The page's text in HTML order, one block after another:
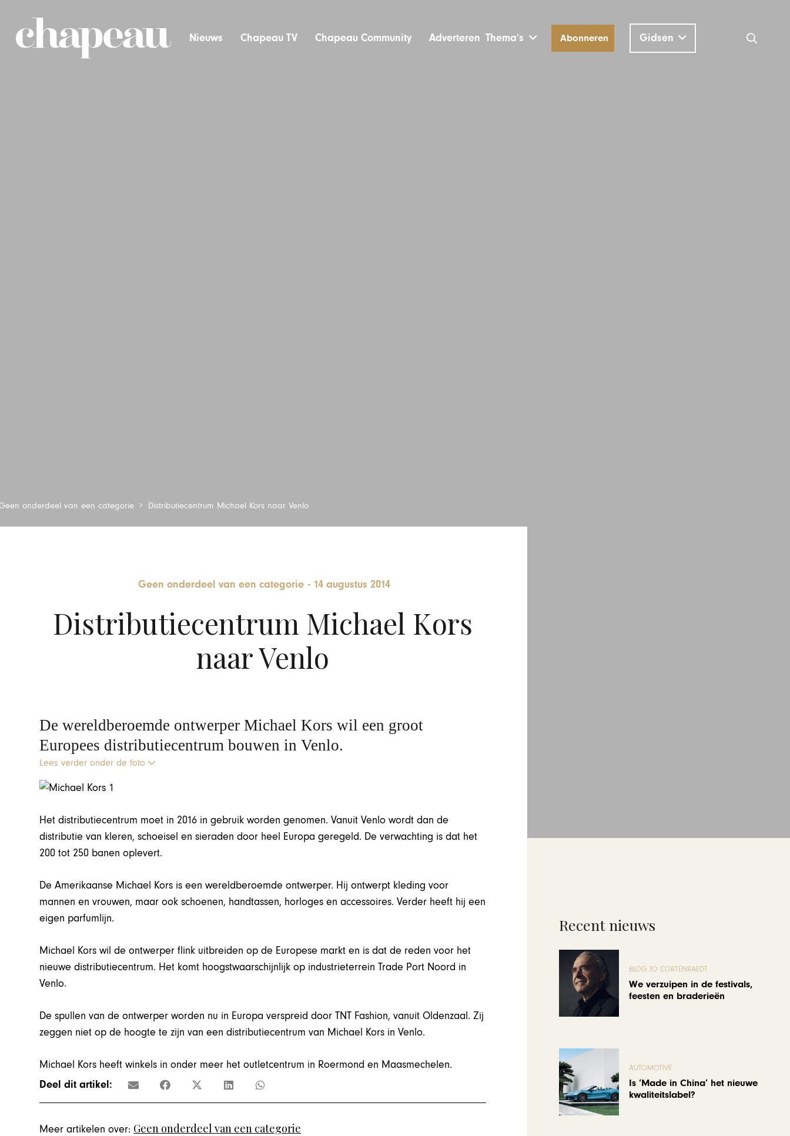
Nieuws Chapeau TV Chapeau Community Adverteren Thema’s Abonneren Gidsen
onderdeel van een categorie Distributiecentrum Michael Kors naar Venlo
Geen onderdeel van een categorie - 14 augustus 2014
Distributiecentrum Michael Kors
naar Venlo
De wereldberoemde ontwerper Michael Kors wil een groot
Europees distributiecentrum bouwen in Venlo.
Lees verder onder de foto
Het distributiecentrum moet in 2016 in gebruik worden genomen. Vanuit Venlo wordt dan de
distributie van kleren, schoeisel en sieraden door heel Europa geregeld. De verwachting is dat het
200 tot 250 banen oplevert.
De Amerikaanse Michael Kors is een wereldberoemde ontwerper. Hij ontwerpt kleding voor
mannen en vrouwen, maar ook schoenen, handtassen, horloges en accessoires. Verder heeft hij een
eigen parfumlijn.
Michael Kors wil de ontwerper flink uitbreiden op de Europese markt en is dat de reden voor het
nieuwe distributiecentrum. Het komt hoogstwaarschijnlijk op industrieterrein Trade Port Noord in
Venlo.
De spullen van de ontwerper worden nu in Europa verspreid door TNT Fashion, vanuit Oldenzaal. Zij
zeggen niet op de hoogte te zijn van een distributiecentrum van Michael Kors in Venlo.
Michael Kors heeft winkels in onder meer het outletcentrum in Roermond en Maasmechelen.
Deel dit artikel:
Meer artikelen over: Geen onderdeel van een categorie
Recent nieuws
BLOG JO CORTENRAEDT
We verzuipen in de festivals,
feesten en braderieën
AUTOMOTIVE
Is ‘Made in China’ het nieuwe
kwaliteitslabel?